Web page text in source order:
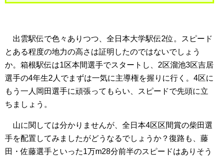
出雲駅伝で色々ありつつ、全日本大学駅伝2位。スピード
とある程度の地力の高さは証明したのではないでしょう
か。箱根駅伝は1区本間選手でスタートし、2区溜池3区吉居
選手の4年生2人でまずは一気に主導権を握りに行く。4区に
もう一人岡田選手に頑張ってもらい、スピードで先頭に立
ちましょう。
山に関しては分かりませんが、全日本4区区間賞の柴田選
手を配置してみましたがどうなるでしょうか？復路も、藤
田・佐藤選手といった1万m28分前半のスピードはありそう